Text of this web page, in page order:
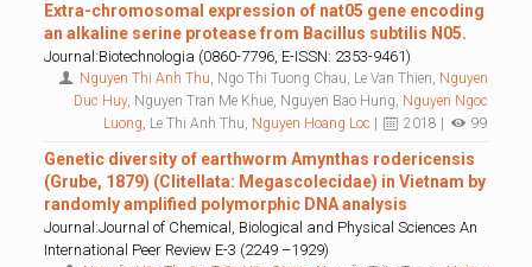
Extra-chromosomal expression of nat05 gene encoding
an alkaline serine protease from Bacillus subtilis N05.
Journal:Biotechnologia (0860-7796, E-ISSN: 2353-9461)
Nguyen Thi Anh Thu, Ngo Thi Tuong Chau, Le Van Thien, Nguyen
Duc Huy, Nguyen Tran Me Khue, Nguyen Bao Hung, Nguyen Ngoc
Luong, Le Thi Anh Thu, Nguyen Hoang Loc 2018 | 99
Genetic diversity of earthworm Amynthas rodericensis
(Grube, 1879) (Clitellata: Megascolecidae) in Vietnam by
randomly amplified polymorphic DNA analysis
Journal:Journal of Chemical, Biological and Physical Sciences An
International Peer Review E-3 (2249 –1929)